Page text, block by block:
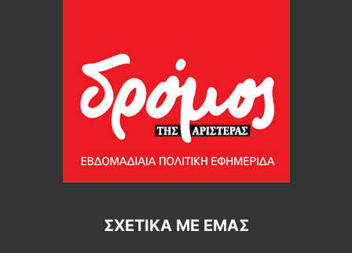
ΣΧΕΤΙΚΆ ΜΕ ΕΜΆΣ